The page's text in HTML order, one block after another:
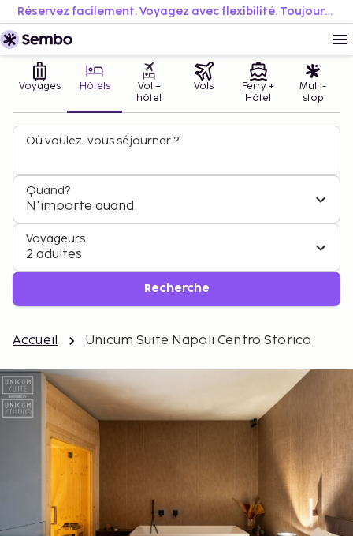
Réservez facilement. Voyagez avec flexibilité. Toujours au meilleur prix.
Voyages Hôtels
Vol +
hôtel
Vols
Ferry +
Hôtel
Multi-
stop
Où voulez-vous séjourner ?
Quand?
N'importe quand
Voyageurs
2 adultes
Recherche
Accueil Unicum Suite Napoli Centro Storico